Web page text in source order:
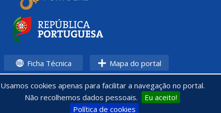
Usamos cookies apenas para facilitar a navegação no portal.
Não recolhemos dados pessoais.
Eu aceito!
Política de cookies
Ficha Técnica Mapa do portal